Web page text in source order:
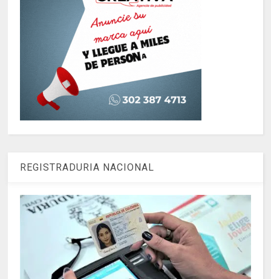
REGISTRADURIA NACIONAL